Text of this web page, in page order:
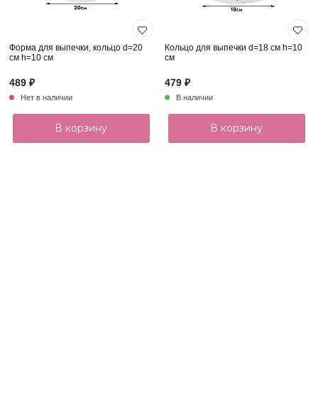
Форма для выпечки, кольцо d=20
см h=10 см
489 ₽
Нет в наличии
В корзину
Кольцо для выпечки d=18 см h=10
см
479 ₽
В наличии
В корзину